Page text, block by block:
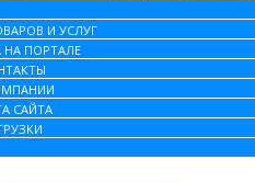
И УСЛУГ
НА ПОРТАЛЕ
САЙТА